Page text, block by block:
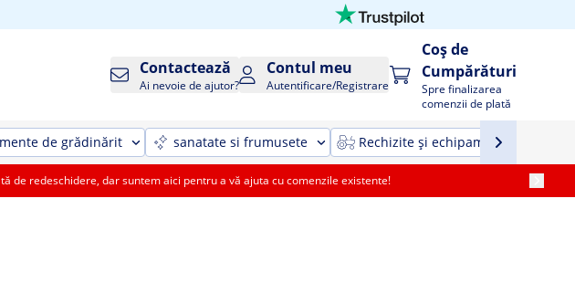
Contactează
Ai nevoie de ajutor?
Contul meu
Autentificare/Registrare
Coș de
Cumpărături
Spre finalizarea
comenzii de plată
de grădinărit sanatate si frumusete Rechizite și echipamente agricole
de redeschidere, dar suntem aici pentru a vă ajuta cu comenzile existente!